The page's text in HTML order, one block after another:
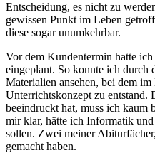
Entscheidung, es nicht zu
gewissen Punkt im Leben
diese sogar unumkehrbar.
Vor dem Kundentermin hatte
eingeplant. So konnte ich durch
Materialien ansehen, bei dem
Unterrichtskonzept zu entstand.
beeindruckt hat, muss ich kaum
mir klar, hätte ich Informatik
sollen. Zwei meiner
gemacht haben.